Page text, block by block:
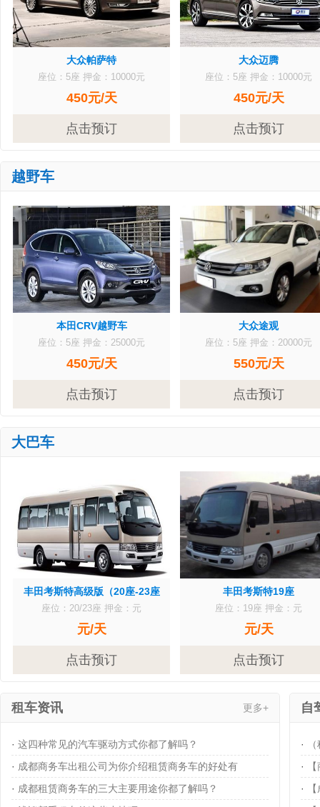
大众帕萨特
座位：5座 押金：10000元
450元/天
点击预订
大众迈腾
座位：5座 押金：10000元
450元/天
点击预订
越野车
本田CRV越野车
座位：5座 押金：25000元
450元/天
点击预订
大众途观
座位：5座 押金：20000元
550元/天
点击预订
大巴车
丰田考斯特高级版（20座-23座
座位：20/23座 押金：元
元/天
点击预订
丰田考斯特19座
座位：19座 押金：元
元/天
点击预订
租车资讯 更多+
· 这四种常见的汽车驱动方式你都了解吗？
· 成都商务车出租公司为你介绍租赁商务车的好处有
· 成都租赁商务车的三大主要用途你都了解吗？
自
·
·
·